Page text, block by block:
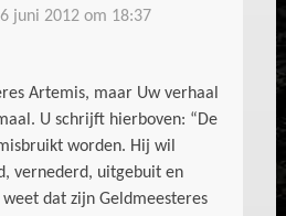
juni 2012 om 18:37
Artemis, maar Uw verhaal
U schrijft hierboven: “De
worden. Hij wil
vernederd, uitgebuit en
dat zijn Geldmeesteres